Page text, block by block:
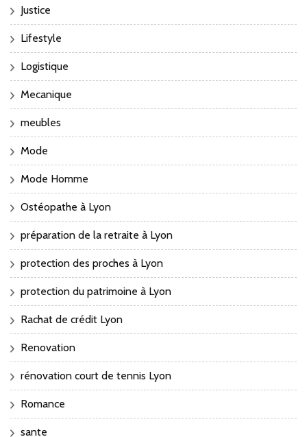
Justice
Lifestyle
Logistique
Mecanique
meubles
Mode
Mode Homme
Ostéopathe à Lyon
préparation de la retraite à Lyon
protection des proches à Lyon
protection du patrimoine à Lyon
Rachat de crédit Lyon
Renovation
rénovation court de tennis Lyon
Romance
sante